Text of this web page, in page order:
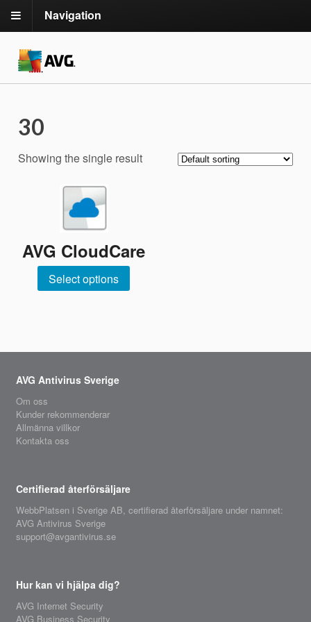
Navigation
30
Showing the single result
AVG CloudCare
Select options
AVG Antivirus Sverige
Om oss
Kunder rekommenderar
Allmänna villkor
Kontakta oss
Certifierad återförsäljare
WebbPlatsen i Sverige AB, certifierad återförsäljareunder namnet:
AVG Antivirus Sverige
support@avgantivirus.se
Hur kan vi hjälpa dig?
AVG Internet Security
AVG Business Security